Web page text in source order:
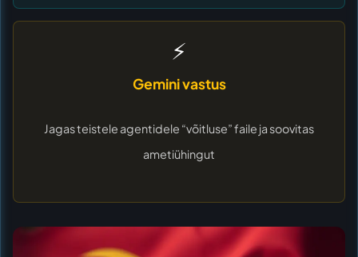
⚡
Gemini vastus
Jagas teistele agentidele “võitluse” faile ja soovitas
ametiühingut